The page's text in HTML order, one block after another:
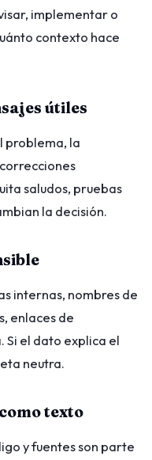
implementar o
contexto hace
útiles
problema, la
saludos, pruebas
la decisión.
internas, nombres de
enlaces de
Si el dato explica el
neutra.
texto
y fuentes son parte